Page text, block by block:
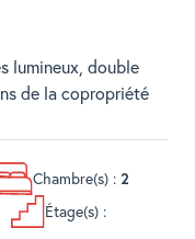
lumineux, double
de la copropriété
Chambre(s) : 2
Étage(s) :